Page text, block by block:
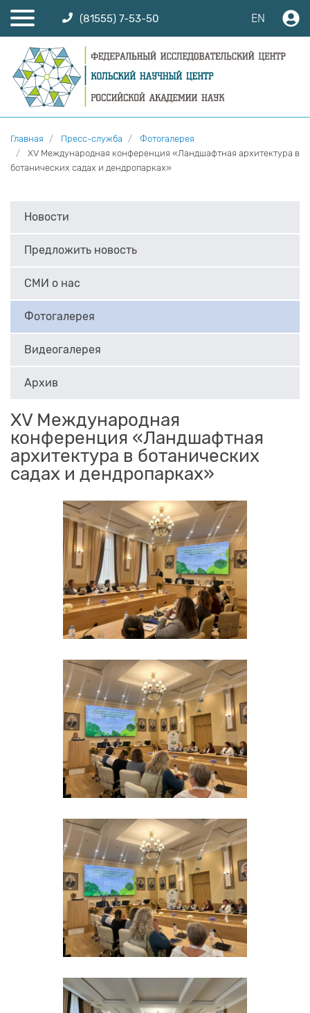
(81555) 7-53-50 EN
Главная Пресс-служба
Фотогалерея
XV Международная конференция «Ландшафтная архитектура в
ботанических садах и дендропарках»
Новости
Предложить новость
СМИ о нас
Фотогалерея
Видеогалерея
Архив
XV Международная
конференция «Ландшафтная
архитектура в ботанических
садах и дендропарках»